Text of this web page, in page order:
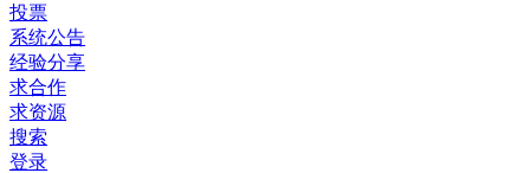
投票
系统公告
经验分享
求合作
求资源
搜索
登录